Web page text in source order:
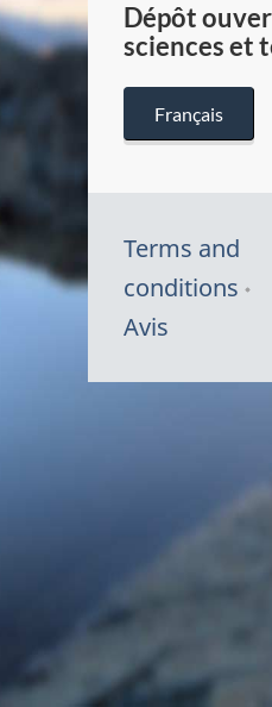
Dépôt
sciences et
Français
Terms and
conditions
Avis